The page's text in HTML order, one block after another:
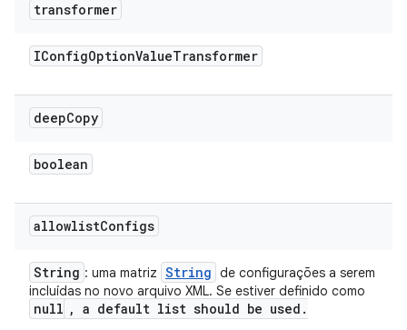
transformer
IConfigOptionValueTransformer
deepCopy
boolean
allowlistConfigs
String : uma matriz String de configurações a serem
incluídas no novo arquivo XML. Se estiver definido como
null , a default list should be used .